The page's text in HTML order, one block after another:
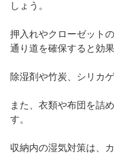
しょう。
押入れやクローゼット
通り道を確保すると効果
除湿剤や竹炭、シリカ
また、衣類や布団を詰
す。
収納内の湿気対策は、